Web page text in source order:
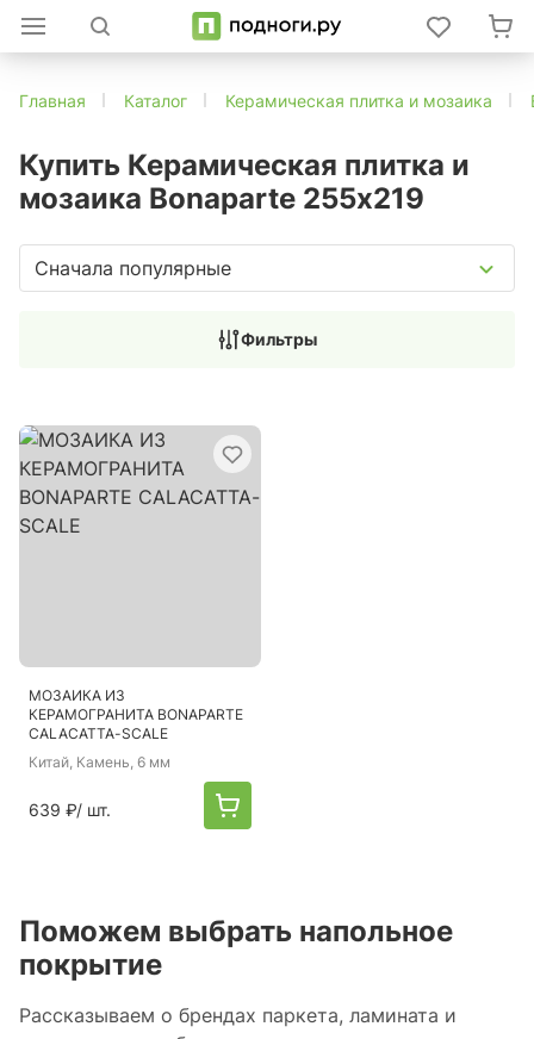
Главная Каталог Керамическая плитка и мозаика
Купить Керамическая плитка и
мозаика Bonaparte 255х219
Сначала популярные
Фильтры
МОЗАИКА ИЗ
КЕРАМОГРАНИТА BONAPARTE
CALACATTA-SCALE
Китай, Камень, 6 мм
639 ₽/ шт.
Поможем выбрать напольное
покрытие
Рассказываем о брендах паркета, ламината и